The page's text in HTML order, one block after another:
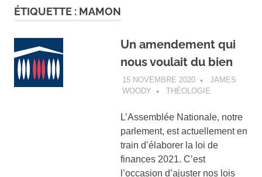
ÉTIQUETTE : MAMON
Un amendement qui
nous voulait du bien
15 NOVEMBRE 2020
JAMES
WOODY
THÉOLOGIE
L’Assemblée Nationale, notre
parlement, est actuellement en
train d’élaborer la loi de
finances 2021. C’est
l’occasion d’ajuster nos lois